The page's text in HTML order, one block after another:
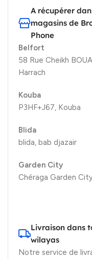
A récupérer
magasins de
Phone
Belfort
58 Rue Cheikh
Harrach
Kouba
P3HF+J67, Kouba
Blida
blida, bab djazair
Garden City
Chéraga Garden
Livraison dans
wilayas
Notre service de